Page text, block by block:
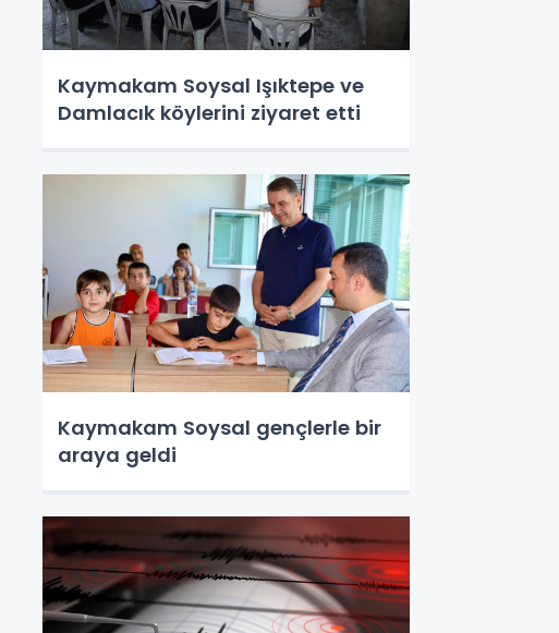
Kaymakam Soysal Işıktepe ve
Damlacık köylerini ziyaret etti
Kaymakam Soysal gençlerle bir
araya geldi